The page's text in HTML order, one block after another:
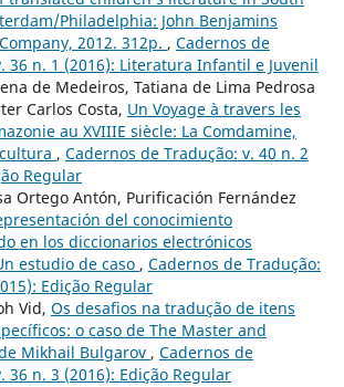
Philadelphia: John Benjamins
2012. 312p. , Cadernos de
36 n. 1 (2016): Literatura Infantil e Juvenil
de Medeiros, Tatiana de Lima Pedrosa
Carlos Costa, Un Voyage à travers les
au XVIIIE siècle: La Comdamine,
, Cadernos de Tradução: v. 40 n. 2
Regular
Ortego Antón, Purificación Fernández
del conocimiento
en los diccionarios electrónicos
estudio de caso , Cadernos de Tradução:
Edição Regular
Vid, Os desafios na tradução de itens
o caso de The Master and
Mikhail Bulgarov , Cadernos de
36 n. 3 (2016): Edição Regular